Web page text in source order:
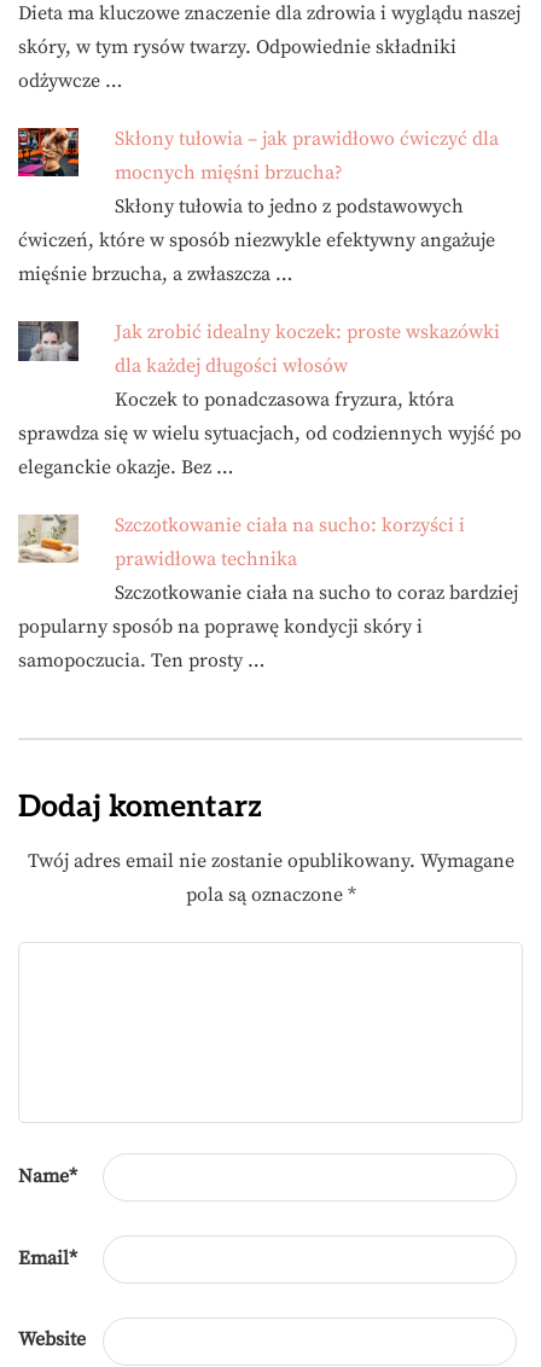
Dieta ma kluczowe znaczenie dla zdrowia i wyglądu naszej
skóry, w tym rysów twarzy. Odpowiednie składniki
odżywcze …
Skłony tułowia – jak prawidłowo ćwiczyć dla
mocnych mięśni brzucha?
Skłony tułowia to jedno z podstawowych
ćwiczeń, które w sposób niezwykle efektywny angażuje
mięśnie brzucha, a zwłaszcza …
Jak zrobić idealny koczek: proste wskazówki
dla każdej długości włosów
Koczek to ponadczasowa fryzura, która
sprawdza się w wielu sytuacjach, od codziennych wyjść po
eleganckie okazje. Bez …
Szczotkowanie ciała na sucho: korzyści i
prawidłowa technika
Szczotkowanie ciała na sucho to coraz bardziej
popularny sposób na poprawę kondycji skóry i
samopoczucia. Ten prosty …
Dodaj komentarz
Twój adres email nie zostanie opublikowany. Wymagane
pola są oznaczone *
Name*
Email*
Website